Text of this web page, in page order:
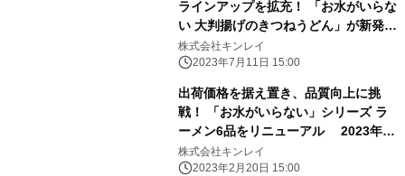
ラインアップを拡充！ 「お水がいらな
い 大判揚げのきつねうどん」が新発
売！ 3年ぶりに「お水がいらない かぼ
ちゃのほうとう」が リニューアル新発
株式会社キンレイ
2023年7月11日 15:00
出荷価格を据え置き、品質向上に挑
戦！ 「お水がいらない」シリーズ ラ
ーメン6品をリニューアル 2023年2
月20日(月)新発売
株式会社キンレイ
2023年2月20日 15:00